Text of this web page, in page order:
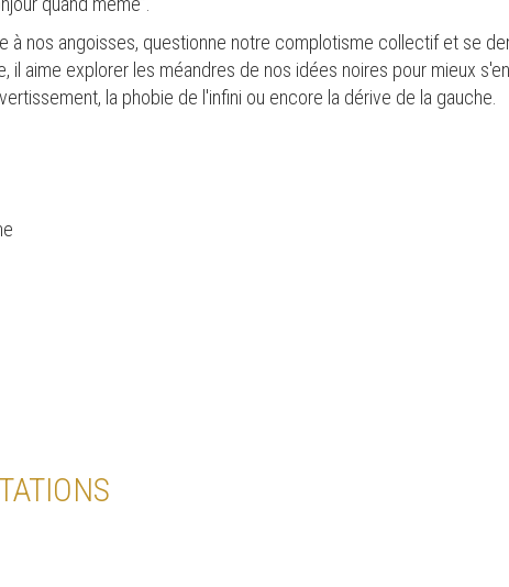
à nos angoisses, questionne notre complotisme collectif et se
il aime explorer les méandres de nos idées noires pour mieux
la phobie de l'infini ou encore la dérive de la gauche.